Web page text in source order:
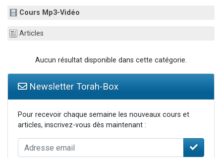
Cours Mp3-Vidéo
Articles
Aucun résultat disponible dans cette catégorie.
Newsletter Torah-Box
Pour recevoir chaque semaine les nouveaux cours et
articles, inscrivez-vous dès maintenant :